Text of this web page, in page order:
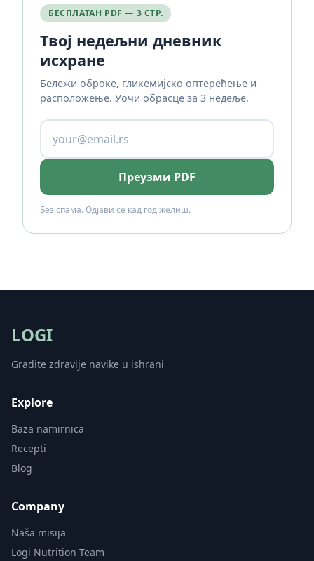
БЕСПЛАТАН PDF — 3 СТР.
Твој недељни дневник
исхране
Бележи оброке, гликемијско оптерећење и
расположење. Уочи обрасце за 3 недеље.
Преузми PDF
Без спама. Одјави се кад год желиш.
LOGI
Gradite zdravije navike u ishrani
Explore
Baza namirnica
Recepti
Blog
Company
Naša misija
Logi Nutrition Team